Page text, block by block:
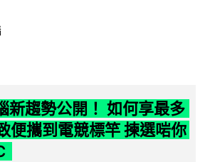
新趨勢公開！ 如何享最多
攜到電競標竿 揀選啱你